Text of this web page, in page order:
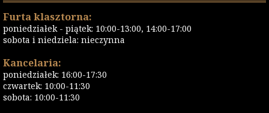
Furta klasztorna:
poniedziałek - piątek: 10:00-13:00, 14:00-17:00
sobota i niedziela: nieczynna
Kancelaria:
poniedziałek: 16:00-17:30
czwartek: 10:00-11:30
sobota: 10:00-11:30